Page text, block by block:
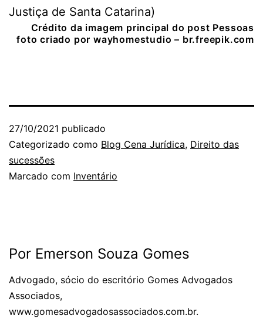
Justiça de Santa Catarina)
Crédito da imagem principal do post Pessoas
foto criado por wayhomestudio – br.freepik.com
27/10/2021 publicado
Categorizado como Blog Cena Jurídica, Direito das
sucessões
Marcado com Inventário
Por Emerson Souza Gomes
Advogado, sócio do escritório Gomes Advogados
Associados,
www.gomesadvogadosassociados.com.br.